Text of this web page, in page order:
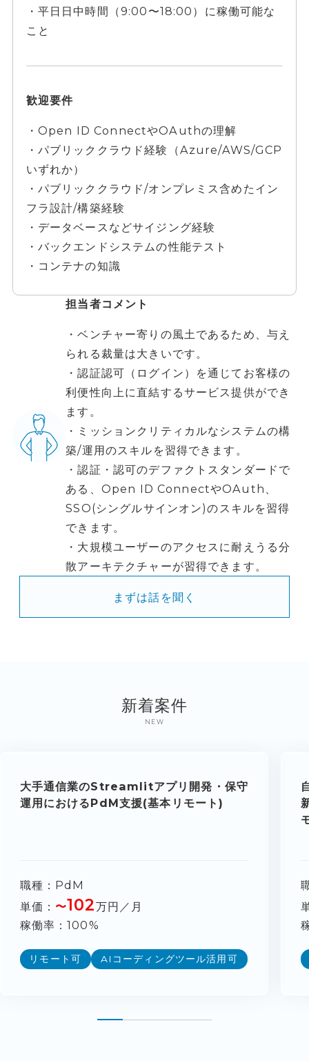
・平日日中時間（9:00〜18:00）に稼働可能な
こと
歓迎要件
・Open ID ConnectやOAuthの理解
・パブリッククラウド経験（Azure/AWS/GCP
いずれか）
・パブリッククラウド/オンプレミス含めたイン
フラ設計/構築経験
・データベースなどサイジング経験
・バックエンドシステムの性能テスト
・コンテナの知識
担当者コメント
・ベンチャー寄りの風土であるため、与え
られる裁量は大きいです。
・認証認可（ログイン）を通じてお客様の
利便性向上に直結するサービス提供ができ
ます。
・ミッションクリティカルなシステムの構
築/運用のスキルを習得できます。
・認証・認可のデファクトスタンダードで
ある、Open ID ConnectやOAuth、
SSO(シングルサインオン)のスキルを習得
できます。
・大規模ユーザーのアクセスに耐えうる分
散アーキテクチャーが習得できます。
まずは話を聞く
新着案件
NEW
大手通信業のStreamlitアプリ開発・保守
運用におけるPdM支援(基本リモート)
職種
PdM
単価
〜102万円／月
稼働率
100%
リモート可 AIコーディングツール活用可